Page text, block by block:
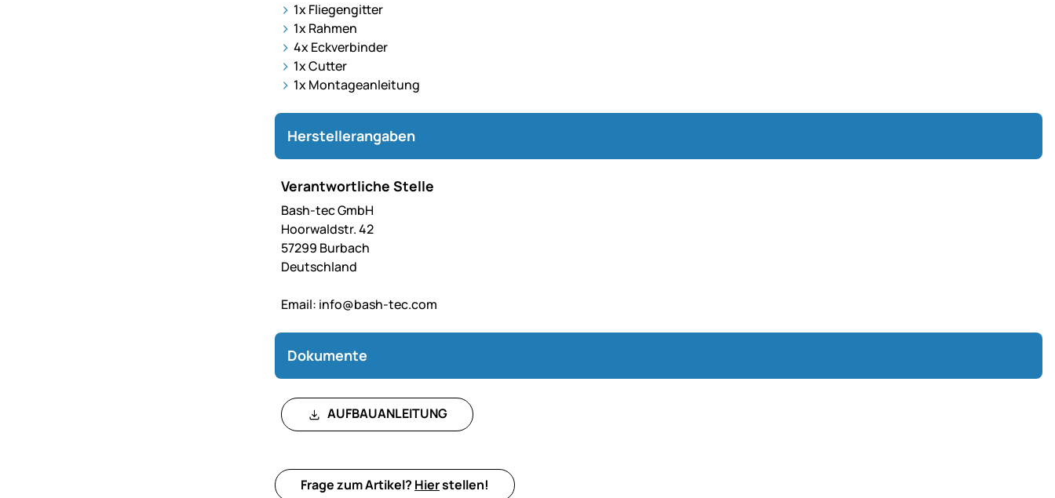
1x Fliegengitter
1x Rahmen
4x Eckverbinder
1x Cutter
1x Montageanleitung
Herstellerangaben
Verantwortliche Stelle
Bash-tec GmbH
Hoorwaldstr. 42
57299 Burbach
Deutschland
Email: info@bash-tec.com
Dokumente
AUFBAUANLEITUNG
Frage zum Artikel? Hierstellen!